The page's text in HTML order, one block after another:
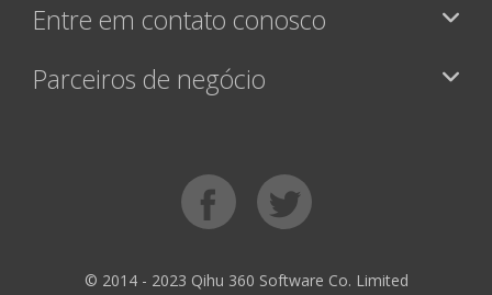
Entre em contato conosco
Parceiros de negócio
© 2014 - 2023 Qihu 360 Software Co. Limited